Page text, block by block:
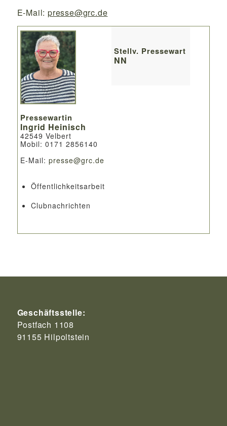
E-Mail: presse@grc.de
Pressewartin
Ingrid Heinisch
42549 Velbert
Mobil: 0171 2856140
E-Mail: presse@grc.de
Öffentlichkeitsarbeit
Clubnachrichten
Stellv. Pressewart
NN
Geschäftsstelle:
Postfach 1108
91155 Hilpoltstein